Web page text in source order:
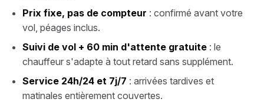
Prix fixe, pas de compteur : confirmé avant votre
vol, péages inclus.
Suivi de vol + 60 min d'attente gratuite : le
chauffeur s'adapte à tout retard sans supplément.
Service 24h/24 et 7j/7 : arrivées tardives et
matinales entièrement couvertes.